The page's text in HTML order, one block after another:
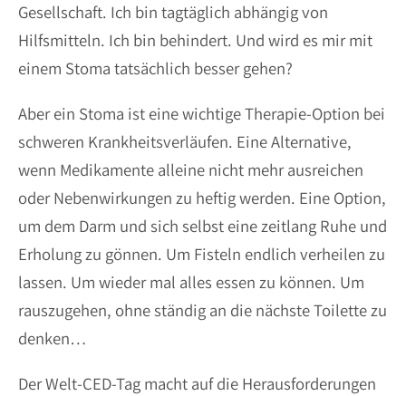
Gesellschaft. Ich bin tagtäglich abhängig von
Hilfsmitteln. Ich bin behindert. Und wird es mir mit
einem Stoma tatsächlich besser gehen?
Aber ein Stoma ist eine wichtige Therapie-Option bei
schweren Krankheitsverläufen. Eine Alternative,
wenn Medikamente alleine nicht mehr ausreichen
oder Nebenwirkungen zu heftig werden. Eine Option,
um dem Darm und sich selbst eine zeitlang Ruhe und
Erholung zu gönnen. Um Fisteln endlich verheilen zu
lassen. Um wieder mal alles essen zu können. Um
rauszugehen, ohne ständig an die nächste Toilette zu
denken…
Der Welt-CED-Tag macht auf die Herausforderungen